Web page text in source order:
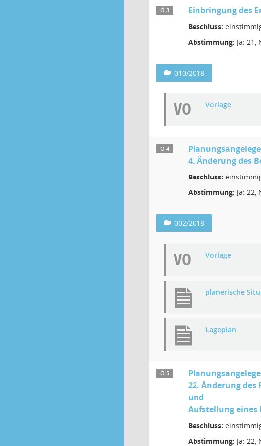
Ö 3 Einbringung des
Beschluss:
Abstimmung: Ja: 21,
010/2018
VO Vorlage
Ö 4
4. Änderung des
Beschluss:
Abstimmung: Ja: 22,
002/2018
VO Vorlage
planerische
Lageplan
Ö 5
22. Änderung
und
Aufstellung eines
Beschluss:
Abstimmung: Ja: 22,